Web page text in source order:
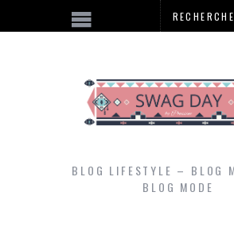
BLOG LIFESTYLE – BLOG
BLOG MODE